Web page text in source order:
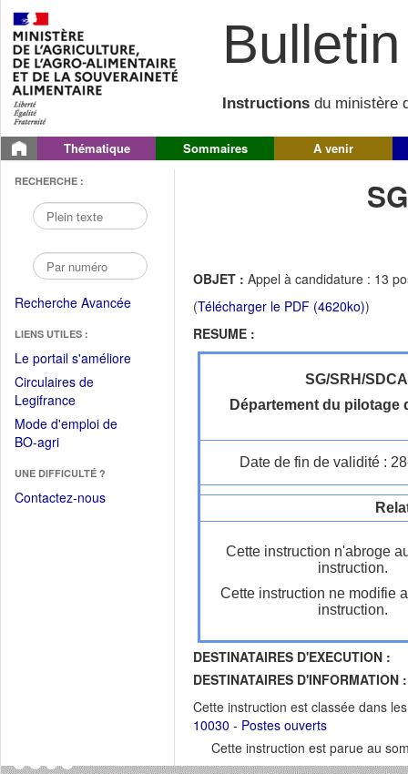
Instructions du ministère
Thématique Sommaires A venir
RECHERCHE :
Recherche Avancée
LIENS UTILES :
Le portail s'améliore(Fichier
Circulaires de
Legifrance(Ouvrir
dans
une
fenêtre)
Mode d'emploi de
BO-agri(Ouvrir
une
nouvelle
UNE DIFFICULTÉ ?
Contactez-nous
OBJET : Appel à candidature : 13
(Télécharger le PDF (4620ko))
RESUME :
SG/SRH/
Département du pilotage
Date de fin de validité :
Cette instruction n'abroge
instruction.
Cette instruction ne modifie
instruction.
DESTINATAIRES D'EXECUTION :
DESTINATAIRES D'INFORMATION :
Cette instruction est classée dans
10030 - Postes ouverts
Cette instruction est parue au